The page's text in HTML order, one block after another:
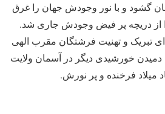
گشود و با نور وجودش جهان را غرق
دریچه پر فیض وجودش جاری شد.
تبریک و تهنیت فرشتگان مقرب الهی
دمیدن خورشیدی دیگر در آسمان ولایت
فرخنده و پر نورش.